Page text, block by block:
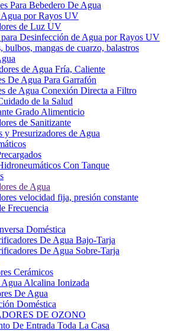
Para Bebedero De Agua
por Rayos UV
de Luz UV
Desinfección de Agua por Rayos UV
bulbos, mangas de cuarzo, balastros
de Agua Fría, Caliente
De Agua Para Garrafón
de Agua Conexión Directa a Filtro
de la Salud
Grado Alimenticio
de Sanitizante
y Presurizadores de Agua
Con Tanque
de Agua
velocidad fija, presión constante
Frecuencia
Doméstica
De Agua Bajo-Tarja
De Agua Sobre-Tarja
Cerámicos
Alcalina Ionizada
De Agua
Doméstica
DE OZONO
De Entrada Toda La Casa